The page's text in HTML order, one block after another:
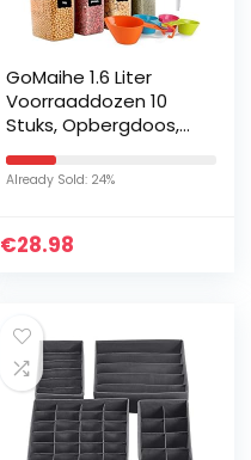
GoMaihe 1.6 Liter
Voorraaddozen 10
Stuks, Opbergdoos,
Plastic met Deksel,
Already Sold: 24%
€28.98